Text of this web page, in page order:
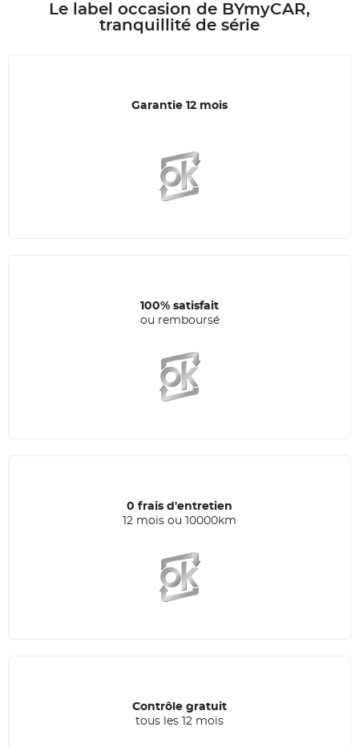
Le label occasion de BYmyCAR,
tranquillité de série
Garantie 12 mois
100% satisfait
ou remboursé
0 frais d'entretien
12 mois ou 10000km
Contrôle gratuit
tous les 12 mois